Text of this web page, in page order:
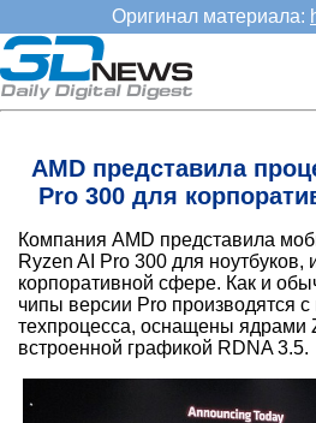
Оригинал материала:
AMD представила
Pro 300 для
Компания AMD представила
Ryzen AI Pro 300 для ноутбуков,
корпоративной сфере. Как и
чипы версии Pro производятся
техпроцесса, оснащены ядрами
встроенной графикой RDNA 3.5.